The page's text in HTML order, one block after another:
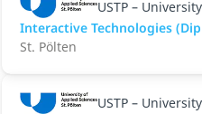
USTP –
Interactive Technologies
St. Pölten
USTP –